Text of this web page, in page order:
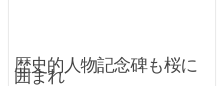
歴史的人物記念碑も桜に
囲まれ